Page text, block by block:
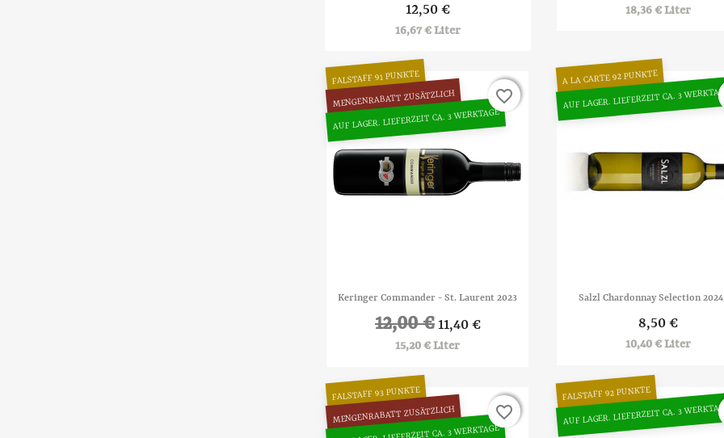
12,50 €
16,67 € Liter
18,36 € Liter
 Vorschau
Keringer Commander - St. Laurent 2023
12,00 € 11,40 €
15,20 € Liter
FALSTAFF 91 PUNKTE
MENGENRABATT ZUSÄTZLICH
AUF LAGER. LIEFERZEIT CA. 3 WERKTAGE
favorite_border
favorite_border
 Vorschau
Salzl Chardonnay Selection
8,50 €
10,40 € Liter
A LA CARTE 92 PUNKTE
AUF LAGER. LIEFERZEIT CA. 3
FALSTAFF 93 PUNKTE
MENGENRABATT ZUSÄTZLICH favorite_border
favorite_border
FALSTAFF 92 PUNKTE
AUF LAGER. LIEFERZEIT CA. 3